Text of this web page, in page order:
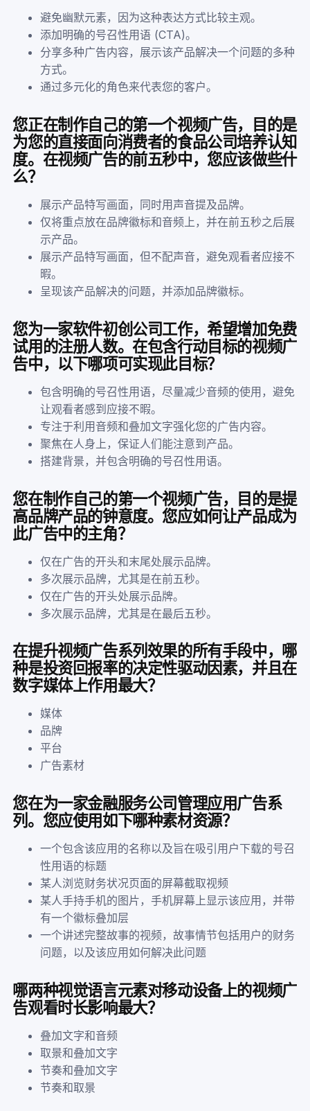
避免幽默元素，因为这种表达方式比较主观。
添加明确的号召性用语 (CTA)。
分享多种广告内容，展示该产品解决一个问题的多种
方式。
通过多元化的角色来代表您的客户。
您正在制作自己的第一个视频广告，目的是
为您的直接面向消费者的食品公司培养认知
度。在视频广告的前五秒中，您应该做些什
么？
展示产品特写画面，同时用声音提及品牌。
仅将重点放在品牌徽标和音频上，并在前五秒之后展
示产品。
展示产品特写画面，但不配声音，避免观看者应接不
暇。
呈现该产品解决的问题，并添加品牌徽标。
您为一家软件初创公司工作，希望增加免费
试用的注册人数。在包含行动目标的视频广
告中，以下哪项可实现此目标？
包含明确的号召性用语，尽量减少音频的使用，避免
让观看者感到应接不暇。
专注于利用音频和叠加文字强化您的广告内容。
聚焦在人身上，保证人们能注意到产品。
搭建背景，并包含明确的号召性用语。
您在制作自己的第一个视频广告，目的是提
高品牌产品的钟意度。您应如何让产品成为
此广告中的主角？
仅在广告的开头和末尾处展示品牌。
多次展示品牌，尤其是在前五秒。
仅在广告的开头处展示品牌。
多次展示品牌，尤其是在最后五秒。
在提升视频广告系列效果的所有手段中，哪
种是投资回报率的决定性驱动因素，并且在
数字媒体上作用最大？
媒体
品牌
平台
广告素材
您在为一家金融服务公司管理应用广告系
列。您应使用如下哪种素材资源？
一个包含该应用的名称以及旨在吸引用户下载的号召
性用语的标题
某人浏览财务状况页面的屏幕截取视频
某人手持手机的图片，手机屏幕上显示该应用，并带
有一个徽标叠加层
一个讲述完整故事的视频，故事情节包括用户的财务
问题，以及该应用如何解决此问题
哪两种视觉语言元素对移动设备上的视频广
告观看时长影响最大？
叠加文字和音频
取景和叠加文字
节奏和叠加文字
节奏和取景